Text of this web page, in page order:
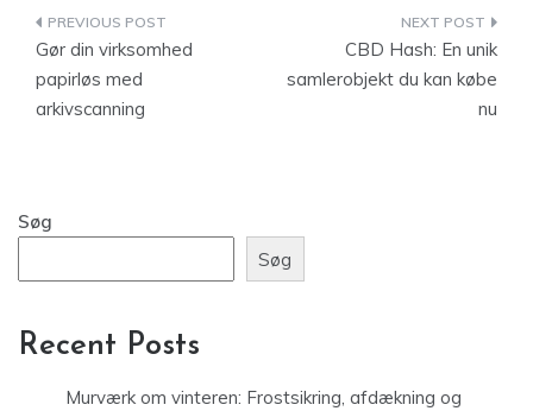
Indlægsnavigation
Gør din virksomhed
papirløs med
arkivscanning
CBD Hash: En unik
samlerobjekt du kan købe
nu
Søg
Søg
Recent Posts
Murværk om vinteren: Frostsikring, afdækning og